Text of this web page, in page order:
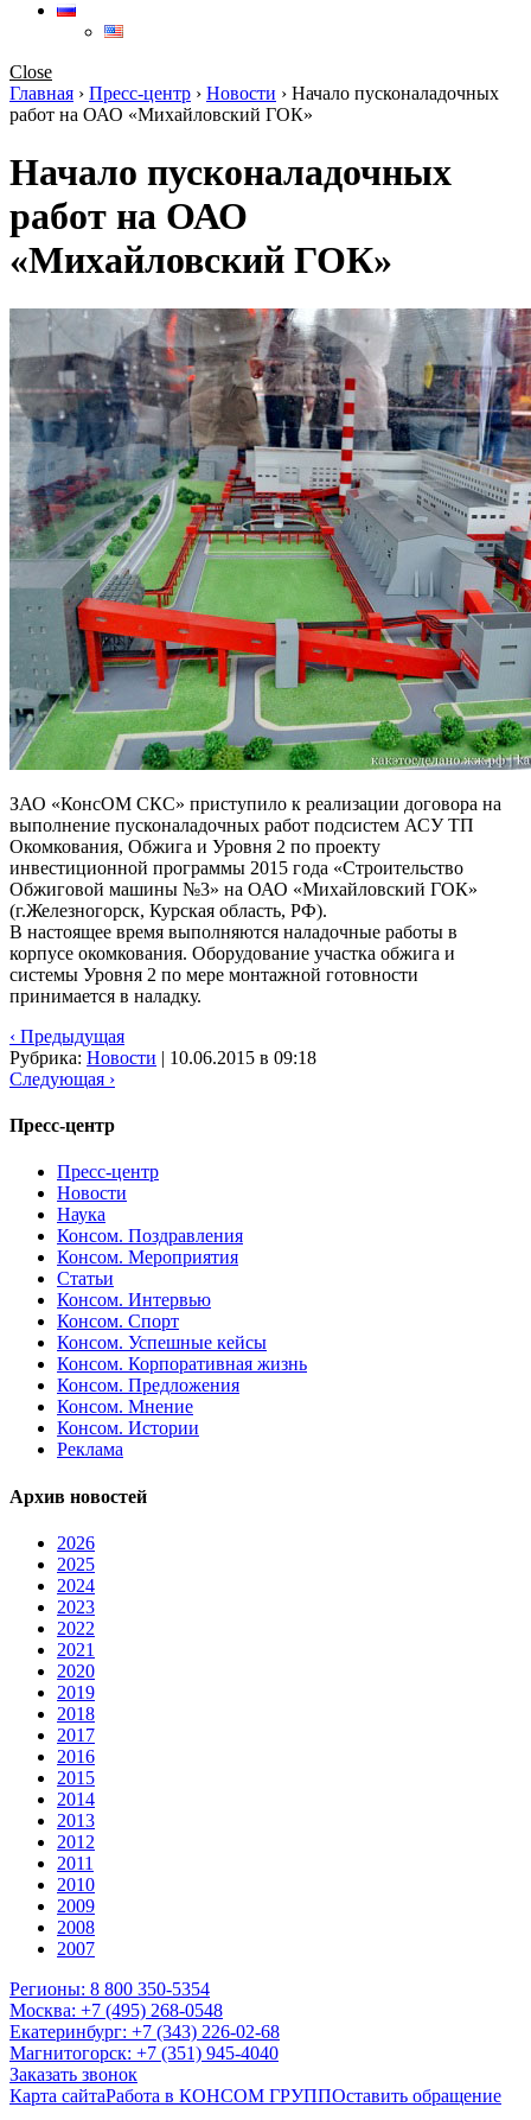
Close
Главная › Пресс-центр › Новости › Начало пусконаладочных
работ на ОАО «Михайловский ГОК»
Начало пусконаладочных
работ на ОАО
«Михайловский ГОК»
ЗАО «КонсОМ СКС» приступило к реализации договора на
выполнение пусконаладочных работ подсистем АСУ ТП
Окомкования, Обжига и Уровня 2 по проекту
инвестиционной программы 2015 года «Строительство
Обжиговой машины №3» на ОАО «Михайловский ГОК»
(г.Железногорск, Курская область, РФ).
В настоящее время выполняются наладочные работы в
корпусе окомкования. Оборудование участка обжига и
системы Уровня 2 по мере монтажной готовности
принимается в наладку.
‹ Предыдущая
Рубрика: Новости | 10.06.2015 в 09:18
Следующая ›
Пресс-центр
Пресс-центр
Новости
Наука
Консом. Поздравления
Консом. Мероприятия
Статьи
Консом. Интервью
Консом. Спорт
Консом. Успешные кейсы
Консом. Корпоративная жизнь
Консом. Предложения
Консом. Мнение
Консом. Истории
Реклама
Архив новостей
2026
2025
2024
2023
2022
2021
2020
2019
2018
2017
2016
2015
2014
2013
2012
2011
2010
2009
2008
2007
Регионы: 8 800 350-5354
Москва: +7 (495) 268-0548
Екатеринбург: +7 (343) 226-02-68
Магнитогорск: +7 (351) 945-4040
Заказать звонок
Карта сайтаРабота в КОНСОМ ГРУППОставить обращение